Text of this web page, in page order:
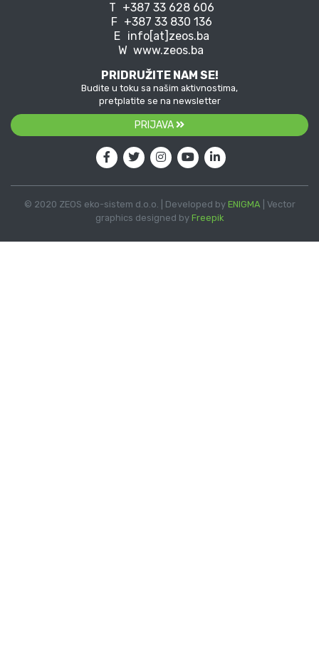
T +387 33 628 606
F +387 33 830 136
E info[at]zeos.ba
W www.zeos.ba
PRIDRUŽITE NAM SE!
Budite u toku sa našim aktivnostima,
pretplatite se na newsletter
PRIJAVA
© 2020 ZEOS eko-sistem d.o.o. | Developed by ENIGMA| Vector
graphics designed by Freepik